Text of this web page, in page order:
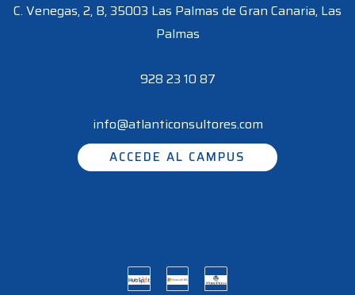
C. Venegas, 2, B, 35003 Las Palmas de Gran Canaria, Las
Palmas
928 23 10 87
info@atlanticonsultores.com
ACCEDE AL CAMPUS